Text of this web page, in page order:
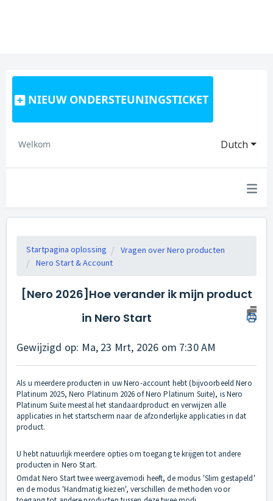
NIEUW ONDERSTEUNINGSTICKET
Dutch
Welkom
Startpagina oplossing
Vragen over Nero producten
Nero Start & Account
[Nero 2026]Hoe verander ik mijn product
in Nero Start
Gewijzigd op: Ma, 23 Mrt, 2026 om 7:30 AM
Als u meerdere producten in uw Nero-account hebt (bijvoorbeeld Nero
Platinum 2025, Nero Platinum 2026 of Nero Platinum Suite), is Nero
Platinum Suite meestal het standaardproduct en verwijzen alle
applicaties in het startscherm naar de afzonderlijke applicaties in dat
product.
U hebt natuurlijk meerdere opties om toegang te krijgen tot andere
producten in Nero Start.
Omdat Nero Start twee weergavemodi heeft, de modus 'Slim gestapeld'
en de modus 'Handmatig kiezen', verschillen de methoden voor